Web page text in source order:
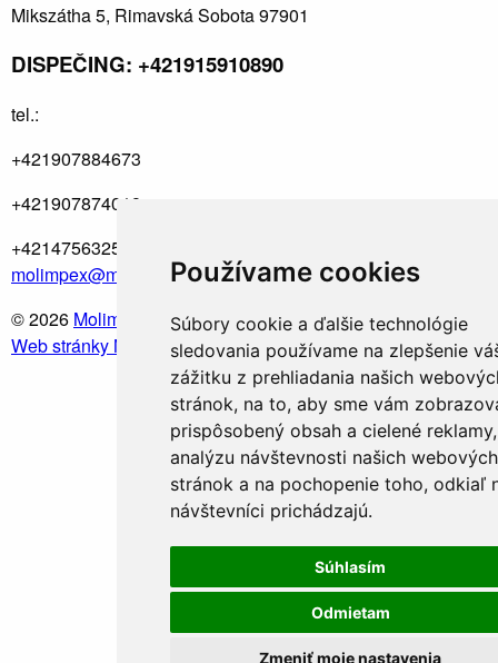
Používame cookies
Súbory cookie a ďalšie technológie
sledovania používame na zlepšenie
zážitku z prehliadania našich
stránok, na to, aby sme vám
prispôsobený obsah a cielené
analýzu návštevnosti našich webových
stránok a na pochopenie toho, odkiaľ
návštevníci prichádzajú.
Súhlasím
Odmietam
Zmeniť moje nastavenia
Mikszátha 5, Rimavská Sobota 97901
DISPEČING: +421915910890
tel.:
+421907884673
+421907874018
+421475632595
molimpex@molimpex.sk
© 2026 Molimpex
. Všetky práva vyhradené.
Web stránky NEONUS.sk